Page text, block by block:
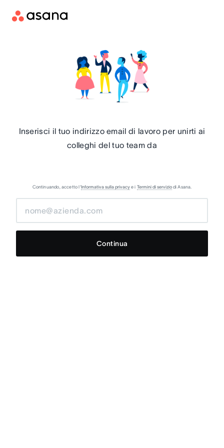
Inserisci il tuo indirizzo email di lavoro per unirti ai
colleghi del tuo team da
Continuando, accetto l'Informativa sulla privacye i Termini di serviziodi Asana.
Continua